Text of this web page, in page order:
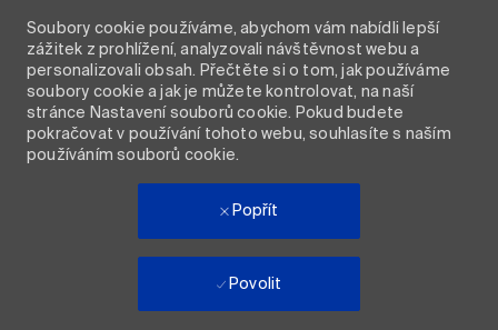
Soubory cookie používáme, abychom vám nabídli lepší
zážitek z prohlížení, analyzovali návštěvnost webu a
personalizovali obsah. Přečtěte si o tom, jak používáme
soubory cookie a jak je můžete kontrolovat, na naší
stránce Nastavení souborů cookie. Pokud budete
pokračovat v používání tohoto webu, souhlasíte s naším
používáním souborů cookie.
Popřít
Povolit